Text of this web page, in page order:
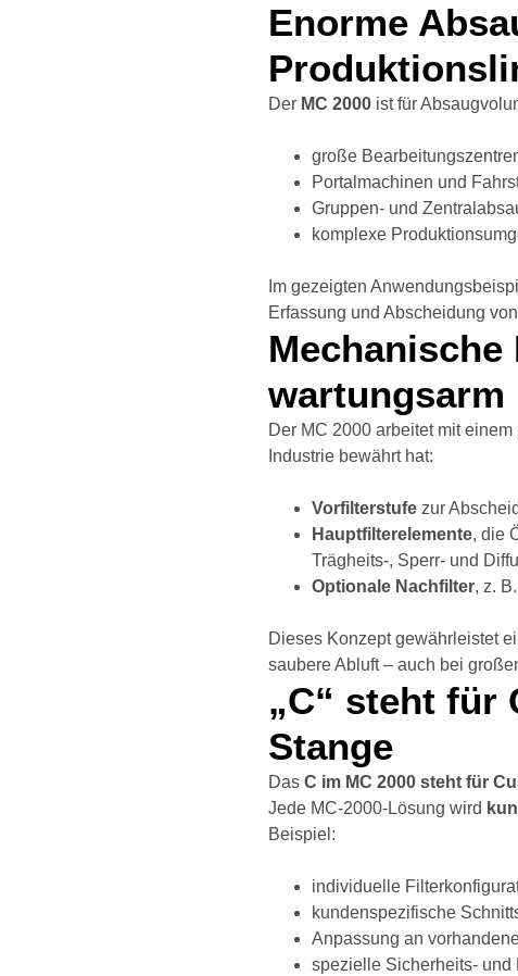
Enorme
Der MC 2000 ist für
große
Portalmachinen und
Gruppen- und
komplexe
Im gezeigten
Erfassung und Abscheidung
wartungsarm
Der MC 2000 arbeitet mit einem
Industrie bewährt hat:
Vorfilterstufe zur
Hauptfilterelemente, die
Trägheits-, Sperr- und
Optionale Nachfilter, z.
Dieses Konzept gewährleistet
saubere Abluft – auch bei
„C“ steht für
Stange
Das C im MC 2000 steht für
Jede MC-2000-Lösung wird
Beispiel:
individuelle
kundenspezifische
Anpassung an
spezielle Sicherheits- und